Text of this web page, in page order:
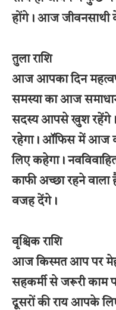
होंगे। आज जीवनसाथी
तुला राशि
आज आपका दिन
समस्या का आज
सदस्य आपसे खुश
रहेगा। ऑफिस में आज
लिए कहेगा।
काफी अच्छा रहने
वजह देंगे।
वृश्चिक राशि
आज किस्मत आप पर
सहकर्मी से जरूरी काम
दूसरों की राय आपके